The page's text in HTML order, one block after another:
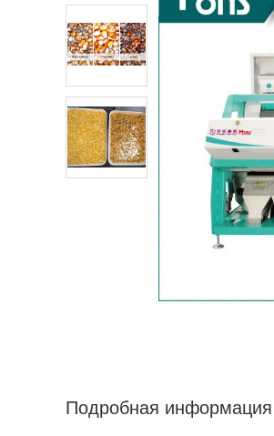
Подробная информация